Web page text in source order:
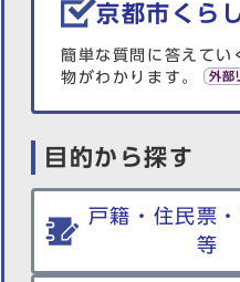
京都市くら
簡単な質問に答えてい
物がわかります。
目的から探す
戸籍・住民票
等